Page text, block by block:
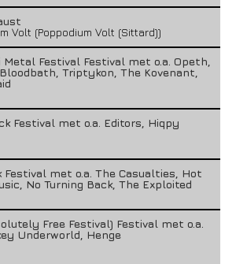
Volt (Poppodium Volt (Sittard))
Festival Festival met o.a. Opeth,
Triptykon, The Kovenant,
Festival met o.a. Editors, Hiqpy
Festival met o.a. The Casualties, Hot
No Turning Back, The Exploited
Free Festival) Festival met o.a.
Underworld, Henge